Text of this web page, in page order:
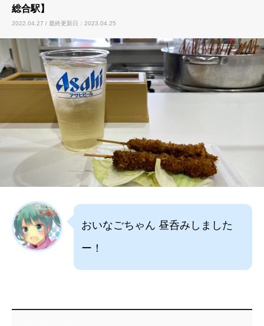
総合駅】
2022.04.27 / 最終更新日：2023.04.25
おいなごちゃん 昼呑みしました
ー！